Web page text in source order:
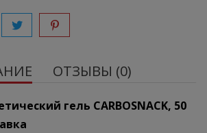
ОТЗЫВЫ (0)
гель CARBOSNACK, 50